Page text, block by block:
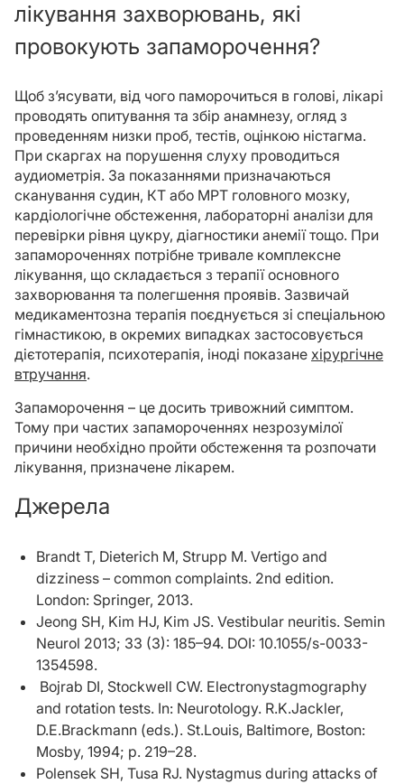
лікування захворювань, які
провокують запаморочення?
Щоб з’ясувати, від чого паморочиться в голові, лікарі
проводять опитування та збір анамнезу, огляд з
проведенням низки проб, тестів, оцінкою ністагма.
При скаргах на порушення слуху проводиться
аудиометрія. За показаннями призначаються
сканування судин, КТ або МРТ головного мозку,
кардіологічне обстеження, лабораторні аналізи для
перевірки рівня цукру, діагностики анемії тощо. При
запамороченнях потрібне тривале комплексне
лікування, що складається з терапії основного
захворювання та полегшення проявів. Зазвичай
медикаментозна терапія поєднується зі спеціальною
гімнастикою, в окремих випадках застосовується
дієтотерапія, психотерапія, іноді показане хірургічне
втручання.
Запаморочення – це досить тривожний симптом.
Тому при частих запамороченнях незрозумілої
причини необхідно пройти обстеження та розпочати
лікування, призначене лікарем.
Джерела
Brandt T, Dieterich M, Strupp M. Vertigo and
dizziness – common complaints. 2nd edition.
London: Springer, 2013.
Jeong SH, Kim HJ, Kim JS. Vestibular neuritis. Semin
Neurol 2013; 33 (3): 185–94. DOI: 10.1055/s-0033-
1354598.
Bojrab DI, Stockwell CW. Electronystagmography
and rotation tests. In: Neurotology. R.K.Jackler,
D.E.Brackmann (еds.). St.Louis, Baltimore, Boston:
Mosby, 1994; p. 219–28.
Polensek SH, Tusa RJ. Nystagmus during attacks of